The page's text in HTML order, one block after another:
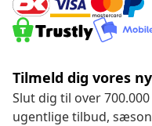
Tilmeld dig vores
Slut dig til over
ugentlige tilbud,